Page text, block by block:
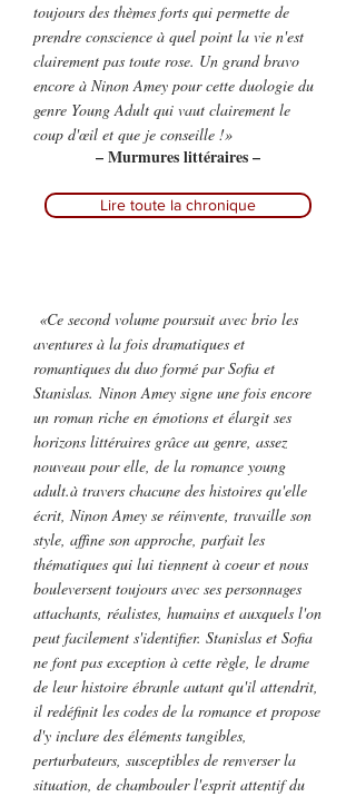
toujours des thèmes forts qui permette de
prendre conscience à quel point la vie n'est
clairement pas toute rose. Un grand bravo
encore à Ninon Amey pour cette duologie du
genre Young Adult qui vaut clairement le
coup d'œil et que je conseille !»
– Murmures littéraires –
Lire toute la chronique
«Ce second volume poursuit avec brio les
aventures à la fois dramatiques et
romantiques du duo formé par Sofia et
Stanislas. Ninon Amey signe une fois encore
un roman riche en émotions et élargit ses
horizons littéraires grâce au genre, assez
nouveau pour elle, de la romance young
adult.à travers chacune des histoires qu'elle
écrit, Ninon Amey se réinvente, travaille son
style, affine son approche, parfait les
thématiques qui lui tiennent à coeur et nous
bouleversent toujours avec ses personnages
attachants, réalistes, humains et auxquels l'on
peut facilement s'identifier. Stanislas et Sofia
ne font pas exception à cette règle, le drame
de leur histoire ébranle autant qu'il attendrit,
il redéfinit les codes de la romance et propose
d'y inclure des éléments tangibles,
perturbateurs, susceptibles de renverser la
situation, de chambouler l'esprit attentif du